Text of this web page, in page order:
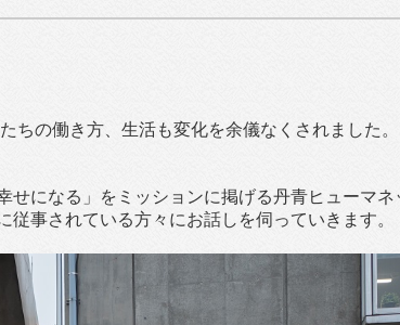
ちの働き方、生活も変化を余儀なくされました
になる」をミッションに掲げる丹青ヒューマネ
事されている方々にお話しを伺っていきます。